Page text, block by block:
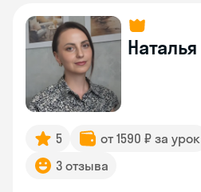
Наталья
5 от 1590 ₽ за урок
3 отзыва